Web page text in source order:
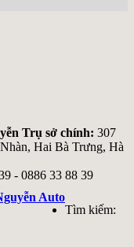
Trụ sở chính: 307
Hai Bà Trưng, Hà
- 0886 33 88 39
Auto
Tìm kiếm: